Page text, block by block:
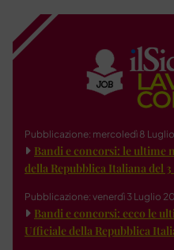
Pubblicazione: mercoledì 8
Bandi e concorsi: le ultime
della Repubblica Italiana del 3
Pubblicazione: venerdì 3 Luglio
Bandi e concorsi: ecco le
Ufficiale della Repubblica